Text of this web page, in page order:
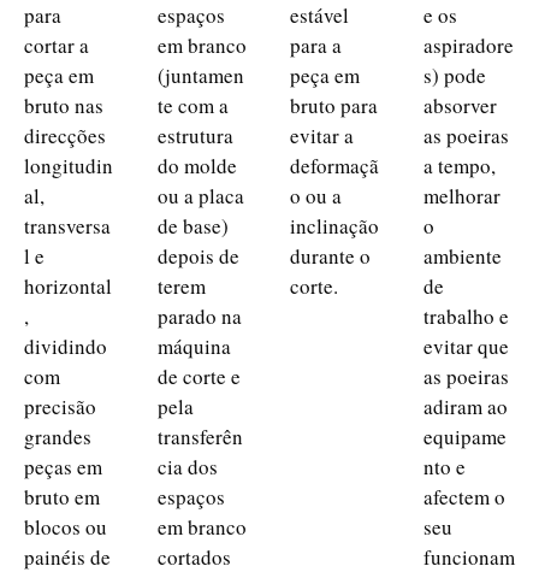
para
cortar a
peça em
bruto nas
direcções
longitudin
al,
transversa
l e
horizontal
,
dividindo
com
precisão
grandes
peças em
bruto em
blocos ou
painéis de
espaços
em branco
(juntamen
te com a
estrutura
do molde
ou a placa
de base)
depois de
terem
parado na
máquina
de corte e
pela
transferên
cia dos
espaços
em branco
cortados
estável
para a
peça em
bruto para
evitar a
deformaçã
o ou a
inclinação
durante o
corte.
e os
aspiradore
s) pode
absorver
as poeiras
a tempo,
melhorar
o
ambiente
de
trabalho e
evitar que
as poeiras
adiram ao
equipame
nto e
afectem o
seu
funcionam